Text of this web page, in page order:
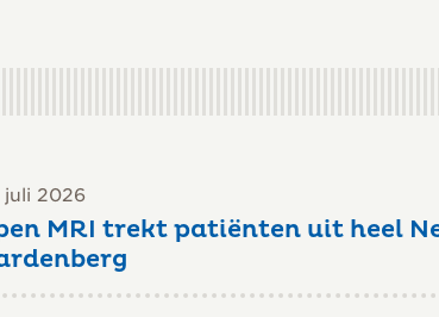
juli 2026
MRI trekt patiënten uit heel